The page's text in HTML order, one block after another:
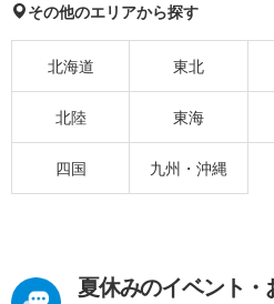
その他のエリアから探す
北海道 東北
北陸 東海
四国 九州・沖縄
夏休みのイベント